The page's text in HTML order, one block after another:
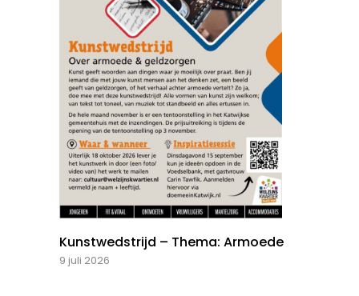
Kunstwedstrijd – Thema: Armoede
9 juli 2026